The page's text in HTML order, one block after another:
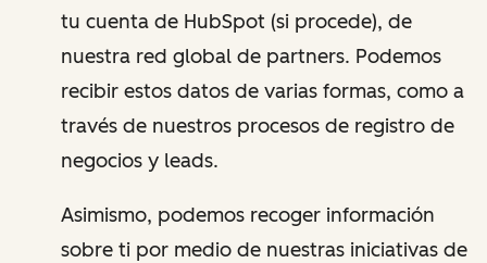
tu cuenta de HubSpot (si procede), de
nuestra red global de partners. Podemos
recibir estos datos de varias formas, como a
través de nuestros procesos de registro de
negocios y leads.
Asimismo, podemos recoger información
sobre ti por medio de nuestras iniciativas de